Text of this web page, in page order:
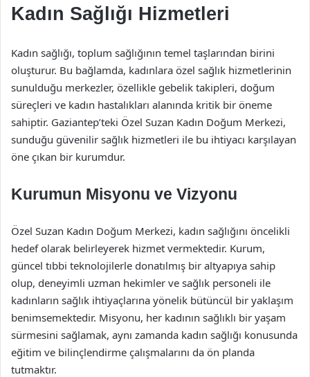
Kadın Sağlığı Hizmetleri
Kadın sağlığı, toplum sağlığının temel taşlarından birini
oluşturur. Bu bağlamda, kadınlara özel sağlık hizmetlerinin
sunulduğu merkezler, özellikle gebelik takipleri, doğum
süreçleri ve kadın hastalıkları alanında kritik bir öneme
sahiptir. Gaziantep’teki Özel Suzan Kadın Doğum Merkezi,
sunduğu güvenilir sağlık hizmetleri ile bu ihtiyacı karşılayan
öne çıkan bir kurumdur.
Kurumun Misyonu ve Vizyonu
Özel Suzan Kadın Doğum Merkezi, kadın sağlığını öncelikli
hedef olarak belirleyerek hizmet vermektedir. Kurum,
güncel tıbbi teknolojilerle donatılmış bir altyapıya sahip
olup, deneyimli uzman hekimler ve sağlık personeli ile
kadınların sağlık ihtiyaçlarına yönelik bütüncül bir yaklaşım
benimsemektedir. Misyonu, her kadının sağlıklı bir yaşam
sürmesini sağlamak, aynı zamanda kadın sağlığı konusunda
eğitim ve bilinçlendirme çalışmalarını da ön planda
tutmaktır.